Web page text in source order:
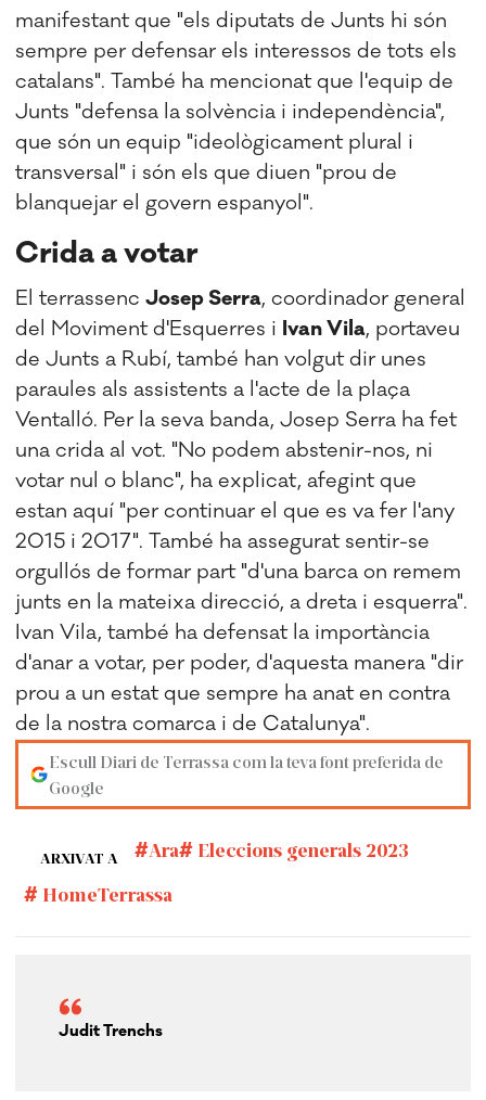
manifestant que "els diputats de Junts hi són
sempre per defensar els interessos de tots els
catalans". També ha mencionat que l'equip de
Junts "defensa la solvència i independència",
que són un equip "ideològicament plural i
transversal" i són els que diuen "prou de
blanquejar el govern espanyol".
Crida a votar
El terrassencJosep Serra, coordinador general
del Moviment d'Esquerres i Ivan Vila, portaveu
de Junts a Rubí, també han volgut dir unes
paraules als assistents a l'acte de la plaça
Ventalló. Per la seva banda, Josep Serra ha fet
una crida al vot. "No podem abstenir-nos, ni
votar nul o blanc", ha explicat, afegint que
estan aquí "per continuar el que es va fer l'any
2015 i 2017". També ha assegurat sentir-se
orgullós de formar part "d'una barca on remem
junts en la mateixa direcció, a dreta i esquerra".
Ivan Vila, també ha defensat la importància
d'anar a votar, per poder, d'aquesta manera "dir
prou a un estat que sempre ha anat en contra
de la nostra comarca i de Catalunya".
Escull Diari de Terrassa com la teva font preferida de
Google
ARXIVAT A Ara
Eleccions generals 2023
HomeTerrassa
Judit Trenchs